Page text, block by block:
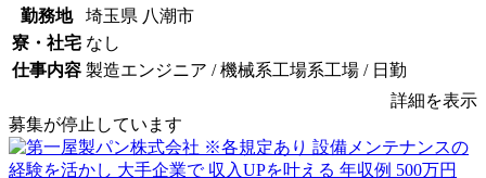
勤務地
埼玉県 八潮市
寮・社宅 なし
仕事内容 製造エンジニア / 機械系工場系工場 / 日勤
詳細を表示
募集が停止しています